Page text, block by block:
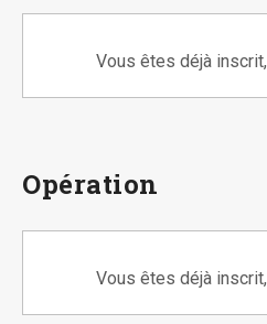
Vous êtes déjà inscrit,
Opération
Vous êtes déjà inscrit,